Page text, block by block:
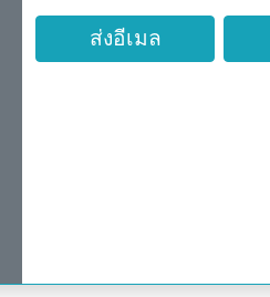
ส่งอีเมล